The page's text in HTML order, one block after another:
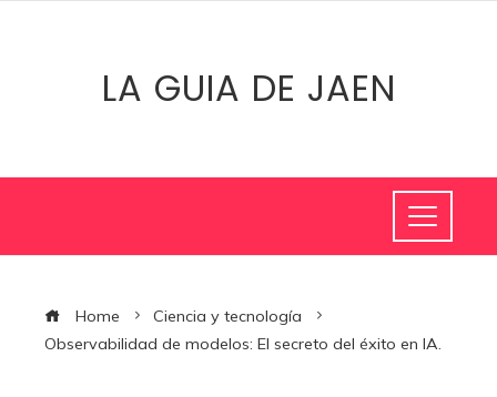
LA GUIA DE JAEN
Home
Ciencia y tecnología
Observabilidad de modelos: El secreto del éxito en IA.